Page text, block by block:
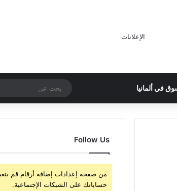
الإعلانات
في ألمانيا مقال عشوائي
Follow Us
من صفحة إعدادات إضافة أرقام قم
حساباتك على الشبكات الإجتماعية.